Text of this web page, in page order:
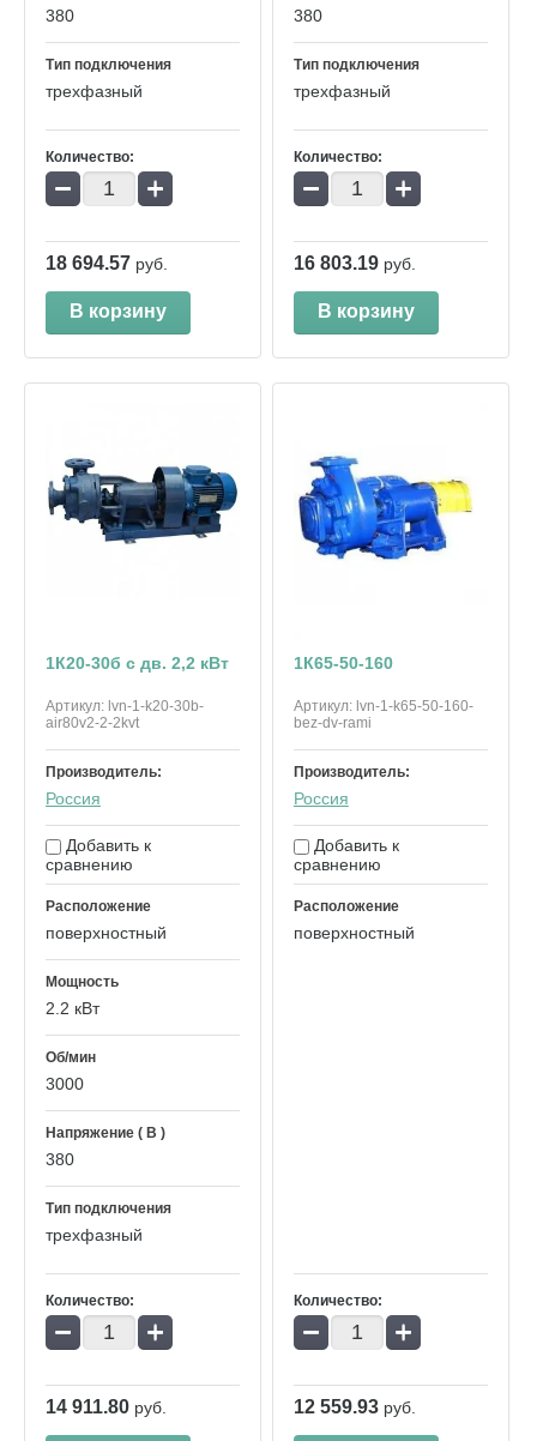
380
Тип подключения
трехфазный
Количество:
− +
18 694.57 руб.
В корзину
380
Тип подключения
трехфазный
Количество:
− +
16 803.19 руб.
В корзину
1К20-30б с дв. 2,2 кВт
Артикул: lvn-1-k20-30b-
air80v2-2-2kvt
Производитель:
Россия
Добавить к
сравнению
Расположение
поверхностный
Мощность
2.2 кВт
Об/мин
3000
Напряжение ( В )
380
Тип подключения
трехфазный
Количество:
− +
14 911.80 руб.
1К65-50-160
Артикул:lvn-1-k65-50-160-
bez-dv-rami
Производитель:
Россия
Добавить к
сравнению
Расположение
поверхностный
Количество:
− +
12 559.93 руб.